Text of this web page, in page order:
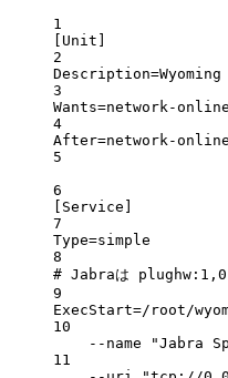
1
[Unit]
2
Description
3
Wants=network-
4
After=network-
5
6
[Service]
7
Type=simple
8
# Jabraは plughw:1,0
9
ExecStart=/root/
10
--name
"Jabra
11